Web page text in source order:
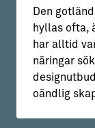
Den
hyllas ofta,
har alltid
näringar
oändlig